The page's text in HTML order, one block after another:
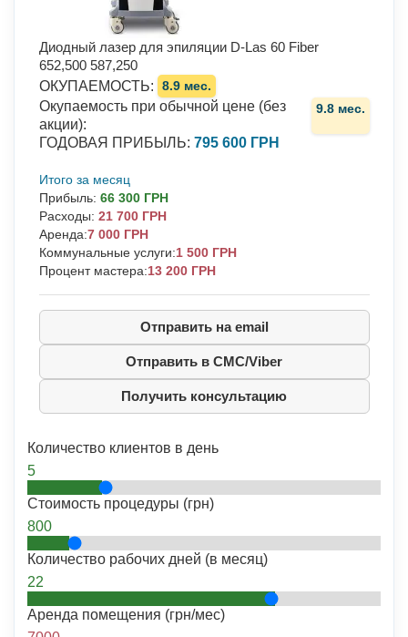
Диодный лазер для эпиляции D-Las 60 Fiber
652,500 587,250
ОКУПАЕМОСТЬ: 8.9 мес.
Окупаемость при обычной цене (без
акции):
9.8 мес.
ГОДОВАЯ ПРИБЫЛЬ: 795 600 ГРН
Итого за месяц
Прибыль: 66 300 ГРН
Расходы: 21 700 ГРН
Аренда:7 000 ГРН
Коммунальные услуги:1 500 ГРН
Процент мастера:13 200 ГРН
Отправить на email
Отправить в СМС/Viber
Получить консультацию
Количество клиентов в день
5
Стоимость процедуры (грн)
800
Количество рабочих дней (в месяц)
22
Аренда помещения (грн/мес)